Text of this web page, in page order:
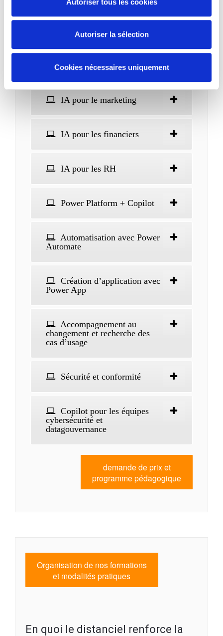
Autoriser la sélection
Cookies nécessaires uniquement
: créer un agent conversationnel
IA pour la vente
IA pour le marketing
IA pour les financiers
IA pour les RH
Power Platform + Copilot
Automatisation avec Power
Automate
Création d’application avec
Power App
Accompagnement au
changement et recherche des
cas d’usage
Sécurité et conformité
Copilot pour les équipes
cybersécurité et
datagouvernance
demande de prix et
programme pédagogique
Organisation de nos formations
et modalités pratiques​
En quoi le distanciel renforce la